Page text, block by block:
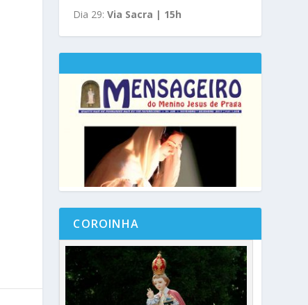
Dia 29:Via Sacra | 15h
COROINHA